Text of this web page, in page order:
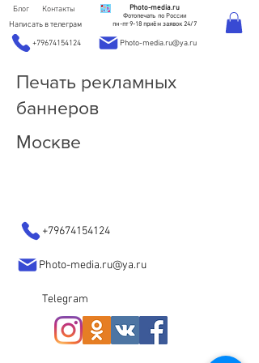
Блог
Контакты
Написать в телеграм
Photo-media.ru
Фотопечать по России
пн-пт 9-18 приём заявок 24/7
+79674154124 Photo-media.ru@ya.ru
Печать рекламных
баннеров
Москве
+79674154124
Photo-media.ru@ya.ru
Telegram